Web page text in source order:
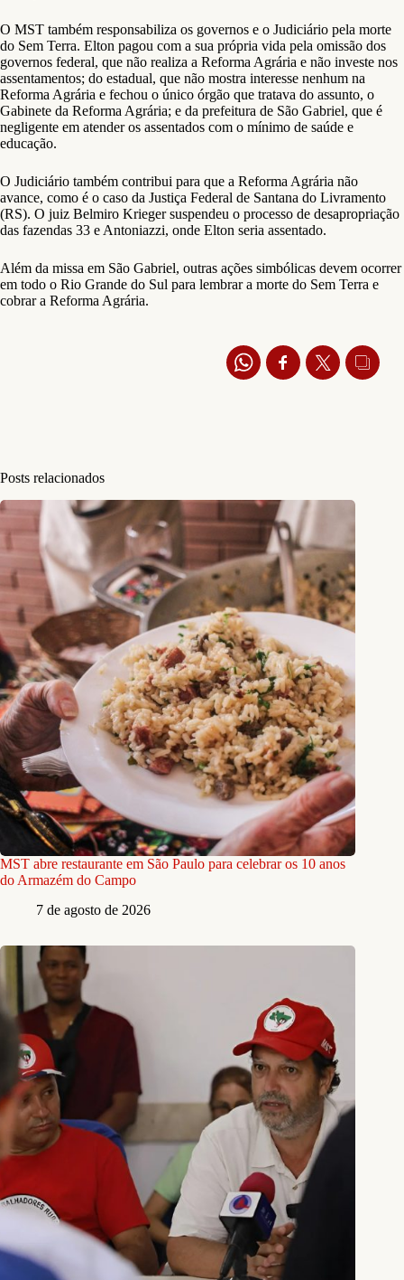
O MST também responsabiliza os governos e o Judiciário pela morte
do Sem Terra. Elton pagou com a sua própria vida pela omissão dos
governos federal, que não realiza a Reforma Agrária e não investe nos
assentamentos; do estadual, que não mostra interesse nenhum na
Reforma Agrária e fechou o único órgão que tratava do assunto, o
Gabinete da Reforma Agrária; e da prefeitura de São Gabriel, que é
negligente em atender os assentados com o mínimo de saúde e
educação.
O Judiciário também contribui para que a Reforma Agrária não
avance, como é o caso da Justiça Federal de Santana do Livramento
(RS). O juiz Belmiro Krieger suspendeu o processo de desapropriação
das fazendas 33 e Antoniazzi, onde Elton seria assentado.
Além da missa em São Gabriel, outras ações simbólicas devem ocorrer
em todo o Rio Grande do Sul para lembrar a morte do Sem Terra e
cobrar a Reforma Agrária.
Posts relacionados
MST abre restaurante em São Paulo para celebrar os 10 anos
do Armazém do Campo
7 de agosto de 2026